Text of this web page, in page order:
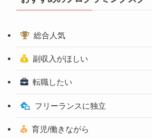
総合人気
副収入がほしい
転職したい
フリーランスに独立
育児/働きながら